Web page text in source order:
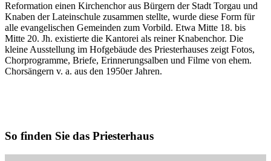
Reformation einen Kirchenchor aus Bürgern der Stadt Torgau und
Knaben der Lateinschule zusammen stellte, wurde diese Form für
alle evangelischen Gemeinden zum Vorbild. Etwa Mitte 18. bis
Mitte 20. Jh. existierte die Kantorei als reiner Knabenchor. Die
kleine Ausstellung im Hofgebäude des Priesterhauses zeigt Fotos,
Chorprogramme, Briefe, Erinnerungsalben und Filme von ehem.
Chorsängern v. a. aus den 1950er Jahren.
So finden Sie das Priesterhaus